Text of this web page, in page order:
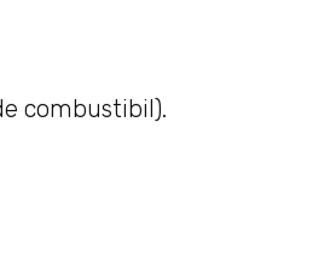
combustibil).